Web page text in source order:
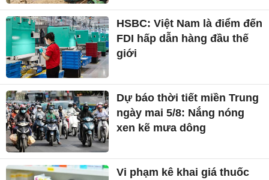
HSBC: Việt Nam là điểm đến
FDI hấp dẫn hàng đầu thế
giới
Dự báo thời tiết miền Trung
ngày mai 5/8: Nắng nóng
xen kẽ mưa dông
Vi phạm kê khai giá thuốc